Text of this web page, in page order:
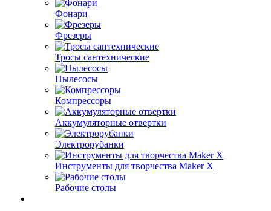
Фонари
Фрезеры
Тросы сантехнические
Пылесосы
Компрессоры
Аккумуляторные отвертки
Электрорубанки
Инструменты для творчества Maker X
Рабочие столы